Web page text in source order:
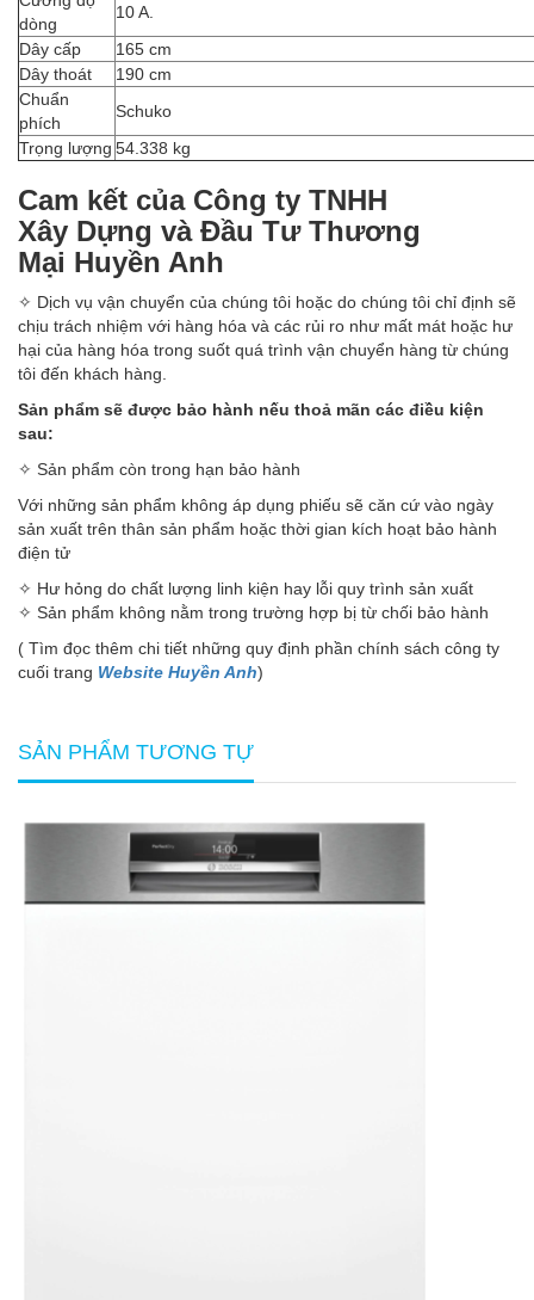
dòng
10 A.
Dây cấp
165 cm
Dây thoát
190 cm
Chuẩn
phích
Schuko
Trọng lượng 54.338 kg
Cam kết của Công ty TNHH
Xây Dựng và Đầu Tư Thương
Mại Huyền Anh
✧ Dịch vụ vận chuyển của chúng tôi hoặc do chúng tôi chỉ định sẽ
chịu trách nhiệm với hàng hóa và các rủi ro như mất mát hoặc hư
hại của hàng hóa trong suốt quá trình vận chuyển hàng từ chúng
tôi đến khách hàng.
Sản phẩm sẽ được bảo hành nếu thoả mãn các điều kiện
sau:
✧ Sản phẩm còn trong hạn bảo hành
Với những sản phẩm không áp dụng phiếu sẽ căn cứ vào ngày
sản xuất trên thân sản phẩm hoặc thời gian kích hoạt bảo hành
điện tử
✧ Hư hỏng do chất lượng linh kiện hay lỗi quy trình sản xuất
✧ Sản phẩm không nằm trong trường hợp bị từ chối bảo hành
( Tìm đọc thêm chi tiết những quy định phần chính sách công ty
cuối trang Website Huyền Anh)
SẢN PHẨM TƯƠNG TỰ